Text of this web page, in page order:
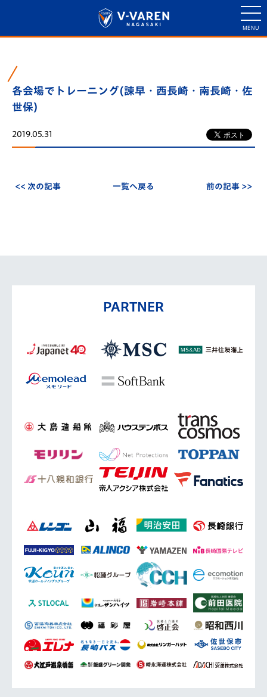
各会場でトレーニング(諫早・西長崎・南長崎・佐
世保)
2019.05.31
<< 次の記事 一覧へ戻る 前の記事 >>
PARTNER